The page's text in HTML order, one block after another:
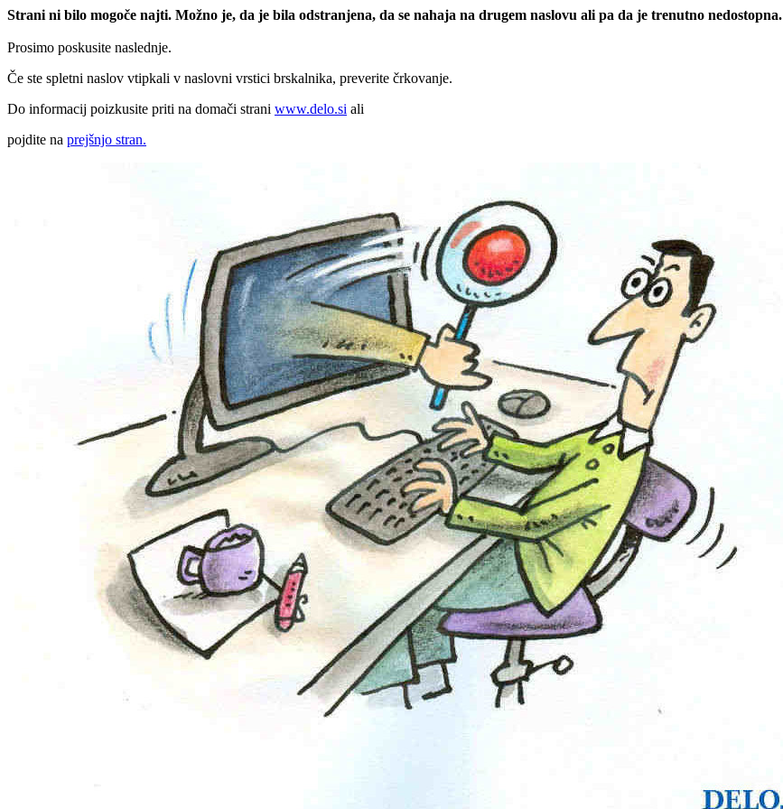
Strani ni bilo mogoče najti. Možno je, da je bila odstranjena, da se nahaja na drugem naslovu ali pa da je trenutno nedostopna.
Prosimo poskusite naslednje.
Če ste spletni naslov vtipkali v naslovni vrstici brskalnika, preverite črkovanje.
Do informacij poizkusite priti na domači strani www.delo.si ali
pojdite na prejšnjo stran.